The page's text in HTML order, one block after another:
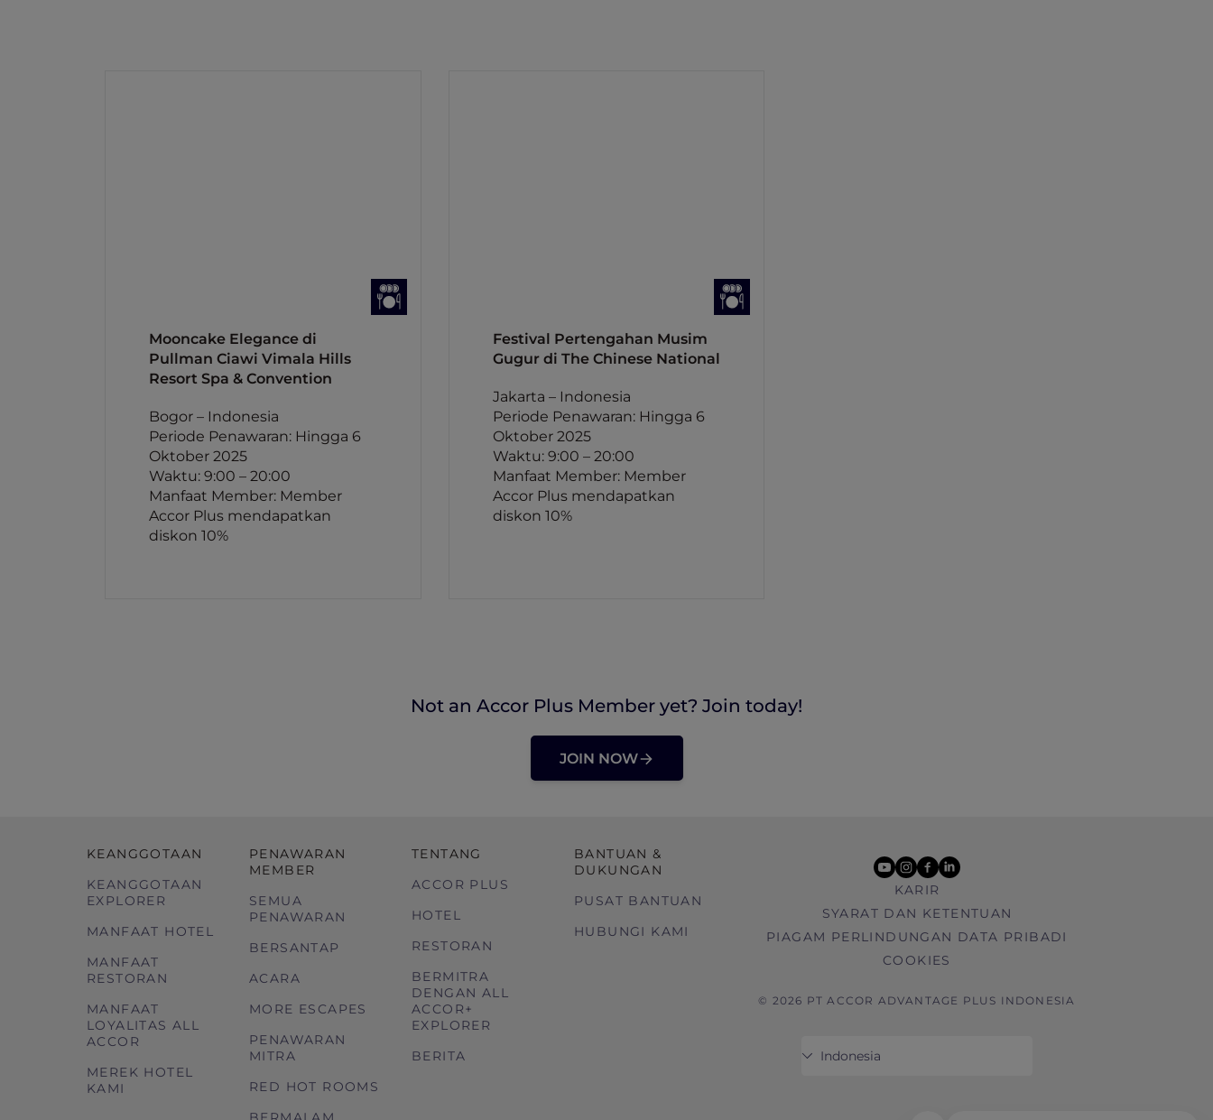
Mooncake Elegance di
Pullman Ciawi Vimala Hills
Resort Spa & Convention
Bogor – Indonesia
Periode Penawaran: Hingga 6
Oktober 2025
Waktu: 9:00 – 20:00
Manfaat Member: Member
Accor Plus mendapatkan
diskon 10%
Festival Pertengahan Musim
Gugur di The Chinese National
Jakarta – Indonesia
Periode Penawaran: Hingga 6
Oktober 2025
Waktu: 9:00 – 20:00
Manfaat Member: Member
Accor Plus mendapatkan
diskon 10%
Not an Accor Plus Member yet? Join today!
JOIN NOW
KEANGGOTAAN
KEANGGOTAAN
EXPLORER
MANFAAT HOTEL
MANFAAT
RESTORAN
MANFAAT
LOYALITAS ALL
ACCOR
MEREK HOTEL
KAMI
PENAWARAN
MEMBER
SEMUA
PENAWARAN
BERSANTAP
ACARA
MORE ESCAPES
PENAWARAN
MITRA
RED HOT ROOMS
TENTANG
ACCOR PLUS
HOTEL
RESTORAN
BERMITRA
DENGAN ALL
ACCOR+
EXPLORER
BERITA
BANTUAN &
DUKUNGAN
PUSAT BANTUAN
HUBUNGI KAMI
youtube
instagram
facebook
linkedin
KARIR
SYARAT DAN KETENTUAN
PIAGAM PERLINDUNGAN DATA PRIBADI
COOKIES
© 2026 PT ACCOR ADVANTAGE PLUS INDONESIA